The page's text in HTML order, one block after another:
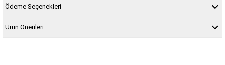
Ödeme Seçenekleri
Ürün Önerileri